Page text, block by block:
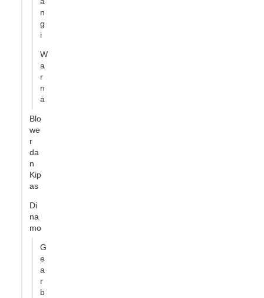
n
g
i
W
a
r
n
a
Blo
we
r
da
n
Kip
as
Di
na
mo
G
e
a
r
b